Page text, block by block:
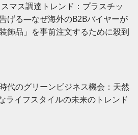
マス調達トレンド：プラスチッ
げる—なぜ海外のB2Bバイヤーが
飾品」を事前注文するために殺到
代のグリーンビジネス機会：天然
ライフスタイルの未来のトレンド